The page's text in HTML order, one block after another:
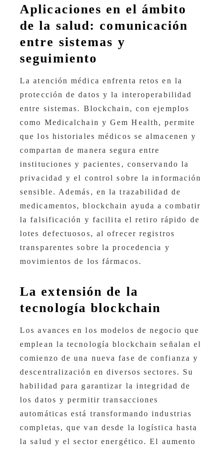
Aplicaciones en el ámbito
de la salud: comunicación
entre sistemas y
seguimiento
La atención médica enfrenta retos en la
protección de datos y la interoperabilidad
entre sistemas. Blockchain, con ejemplos
como Medicalchain y Gem Health, permite
que los historiales médicos se almacenen y
compartan de manera segura entre
instituciones y pacientes, conservando la
privacidad y el control sobre la información
sensible. Además, en la trazabilidad de
medicamentos, blockchain ayuda a combatir
la falsificación y facilita el retiro rápido de
lotes defectuosos, al ofrecer registros
transparentes sobre la procedencia y
movimientos de los fármacos.
La extensión de la
tecnología blockchain
Los avances en los modelos de negocio que
emplean la tecnología blockchain señalan el
comienzo de una nueva fase de confianza y
descentralización en diversos sectores. Su
habilidad para garantizar la integridad de
los datos y permitir transacciones
automáticas está transformando industrias
completas, que van desde la logística hasta
la salud y el sector energético. El aumento